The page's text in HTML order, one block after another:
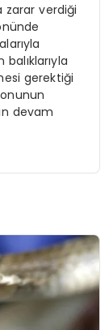
zarar verdiği
balıklarıyla
gerektiği
devam